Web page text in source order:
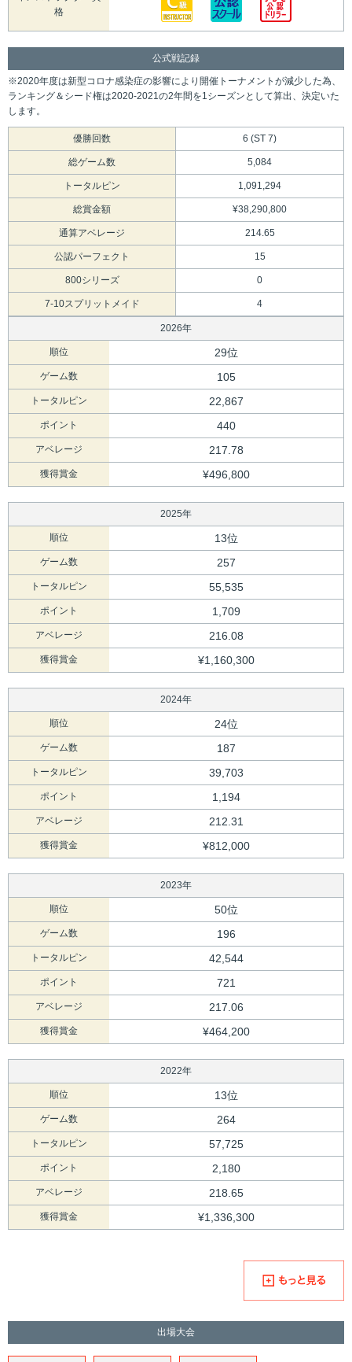
格
公式戦記録
※2020年度は新型コロナ感染症の影響により開催トーナメントが減少した為、
ランキング＆シード権は2020-2021の2年間を1シーズンとして算出、決定いた
します。
優勝回数 6 (ST 7)
総ゲーム数 5,084
トータルピン 1,091,294
総賞金額 ¥38,290,800
通算アベレージ 214.65
公認パーフェクト 15
800シリーズ 0
7-10スプリットメイド 4
2026年
順位 29位
ゲーム数 105
トータルピン 22,867
ポイント 440
アベレージ 217.78
獲得賞金 ¥496,800
2025年
順位 13位
ゲーム数 257
トータルピン 55,535
ポイント 1,709
アベレージ 216.08
獲得賞金 ¥1,160,300
2024年
順位 24位
ゲーム数 187
トータルピン 39,703
ポイント 1,194
アベレージ 212.31
獲得賞金 ¥812,000
2023年
順位 50位
ゲーム数 196
トータルピン 42,544
ポイント 721
アベレージ 217.06
獲得賞金 ¥464,200
2022年
順位 13位
ゲーム数 264
トータルピン 57,725
ポイント 2,180
アベレージ 218.65
獲得賞金 ¥1,336,300
出場大会